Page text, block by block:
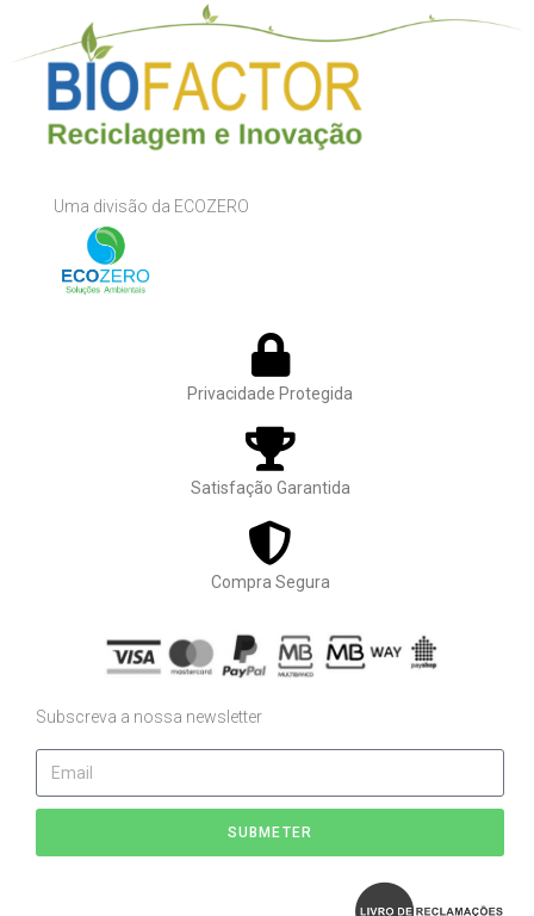
Uma divisão da ECOZERO
Privacidade Protegida
Satisfação Garantida
Compra Segura
Subscreva a nossa newsletter
SUBMETER